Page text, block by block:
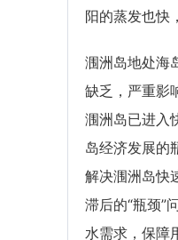
阳的蒸发也快
涠洲岛地处海
缺乏，严重影
涠洲岛已进入
岛经济发展的
解决涠洲岛快
滞后的“瓶颈”
水需求，保障